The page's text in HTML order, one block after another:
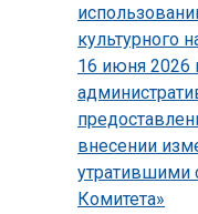
культурного
16 июня 2026
внесении
утратившими
Комитета»